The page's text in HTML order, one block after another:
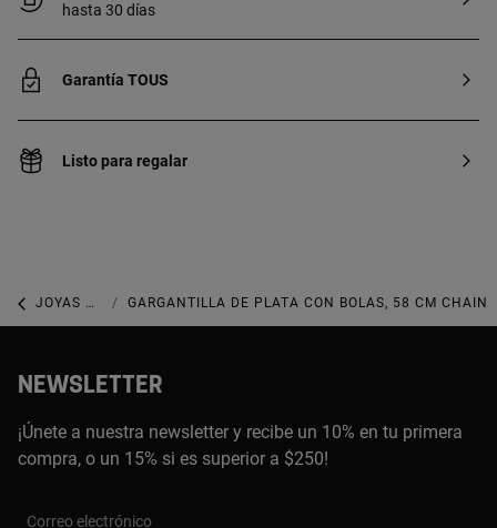
hasta 30 días
Garantía TOUS
Listo para regalar
JOYAS DE PLATA 925 GARGANTILLA DE PLATA CON BOLAS, 58 CM CHAIN
NEWSLETTER
¡Únete a nuestra newsletter y recibe un 10% en tu primera
compra, o un 15% si es superior a $250!
Correo electrónico